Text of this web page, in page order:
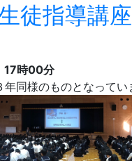
っていきましょう。
徒指導講座
17時00分
年同様のものとなってい